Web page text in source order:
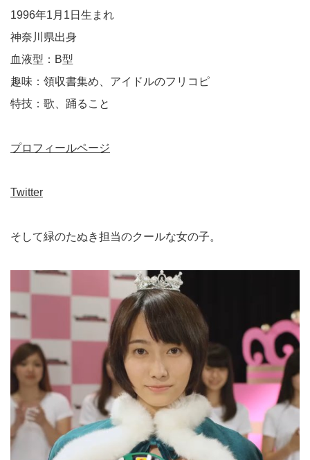
1996年1月1日生まれ
神奈川県出身
血液型：B型
趣味：領収書集め、アイドルのフリコピ
特技：歌、踊ること
プロフィールページ
Twitter
そして緑のたぬき担当のクールな女の子。